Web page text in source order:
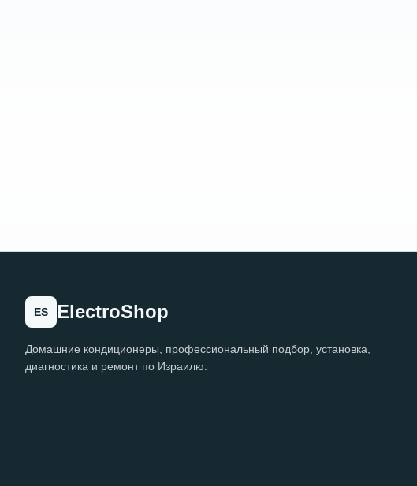
ES ElectroShop
Домашние кондиционеры, профессиональный подбор, установка,
диагностика и ремонт по Израилю.